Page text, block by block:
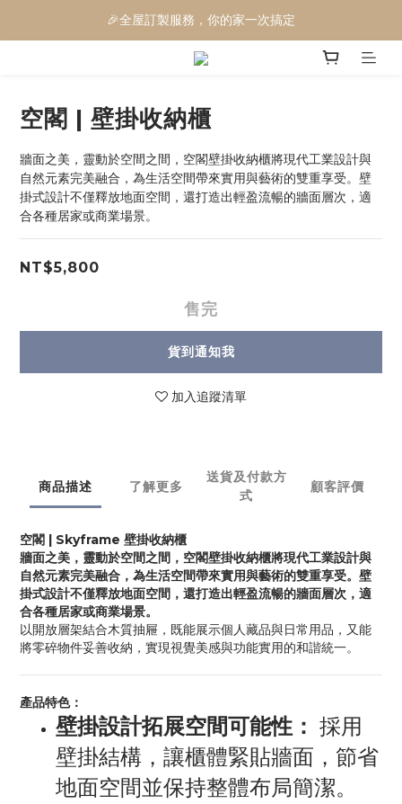
🎉電動沙發三萬有找
🎉全屋訂製服務，你的家一次搞定
🎉電動沙發三萬有找
空閣 | 壁掛收納櫃
牆面之美，靈動於空間之間，空閣壁掛收納櫃將現代工業設計與
自然元素完美融合，為生活空間帶來實用與藝術的雙重享受。壁
掛式設計不僅釋放地面空間，還打造出輕盈流暢的牆面層次，適
合各種居家或商業場景。
NT$5,800
售完
貨到通知我
加入追蹤清單
商品描述 了解更多
送貨及付款方
式
顧客評價
空閣 | Skyframe 壁掛收納櫃
牆面之美，靈動於空間之間，空閣壁掛收納櫃將現代工業設計與
自然元素完美融合，為生活空間帶來實用與藝術的雙重享受。壁
掛式設計不僅釋放地面空間，還打造出輕盈流暢的牆面層次，適
合各種居家或商業場景。
以開放層架結合木質抽屜，既能展示個人藏品與日常用品，又能
將零碎物件妥善收納，實現視覺美感與功能實用的和諧統一。
產品特色：
壁掛設計拓展空間可能性： 採用
壁掛結構，讓櫃體緊貼牆面，節省
地面空間並保持整體布局簡潔。